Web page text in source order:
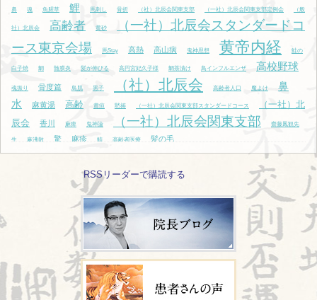
鼻 魂 魚腥草 鯉 馬刺し 骨折 （社）北辰会関東支部 （一社）北辰会関東支部定例会 （般
社）北辰会 高齢者 黄砂
（一社）北辰会スタンダードコ
ース東京会場
馬Stay 高熱 高山病 鬼神思想 黄帝内経 鮭の
白子焼 鯛 髄膜炎 髪が伸びる 高円宮妃久子様 鯛茶漬け 鳥インフルエンザ 高校野球
魂振り 骨度篇 鳥肌 黒子 （社）北辰会 高齢者人口 魔よけ
鼻
水
麻黄湯 高齢 黄疸 黙祷 （一社）北辰会関東支部スタンダードコース
（一社）北
辰会
香川 麻痺 鬼神論 （一社）北辰会関東支部 齋藤鳳観先
生 麻沸散 驚 麻疹 鯖 高齢者医療 髪の毛
RSSリーダーで購読する